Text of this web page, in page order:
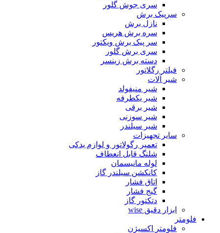
سری جوش گلور
سرپیک برش
نازل برش
سره برش هریس
سر پیک برش ویکتور
سری برش گلور
دسته برش زینسر
فیلتر رگلاتور
شیر آلات
شیر منیفولد
شیر یکطرفه
شیر برقی
شیر سوزنی
شیر سیلندر
سایر تجهیزات
تعمیر رگولاتور و لوازم یدکی
شلنگ قابل انعطاف
لوله مانیسمان
کانکشن سیلندر گاز
اتاق فشار
گیج فشار
دتکتور گاز
ابزار دقیق wise
فلومتر
فلومتر اکسیژن